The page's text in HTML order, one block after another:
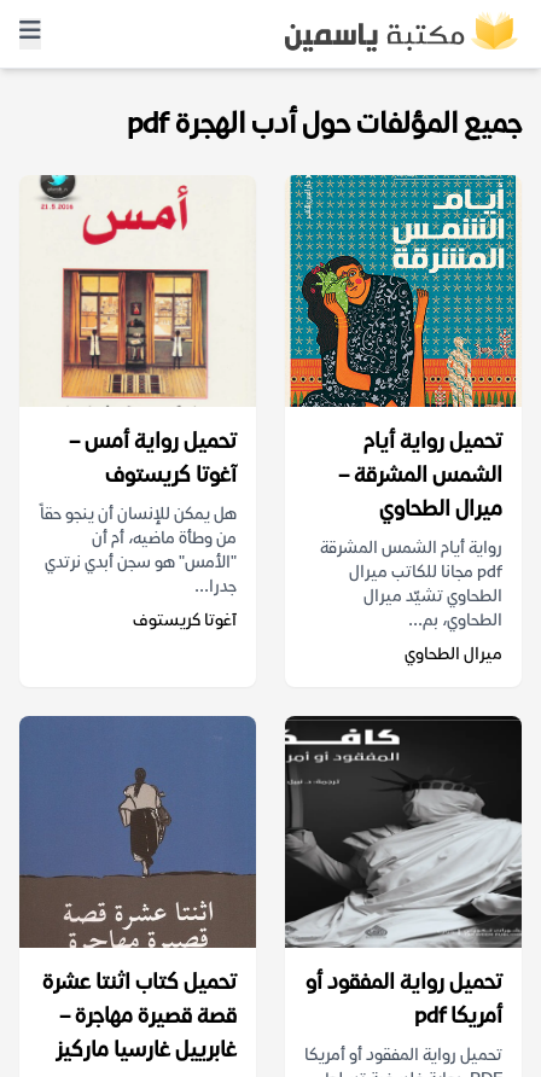
جميع المؤلفات حول أدب الهجرة pdf
تحميل رواية أيام
الشمس المشرقة –
ميرال الطحاوي
رواية أيام الشمس المشرقة
pdf مجانا للكاتب ميرال
الطحاوي تشيّد ميرال
الطحاوي، بم...
ميرال الطحاوي
تحميل رواية أمس –
آغوتا كريستوف
هل يمكن للإنسان أن ينجو حقاً
من وطأة ماضيه، أم أن
"الأمس" هو سجن أبدي نرتدي
جدرا...
آغوتا كريستوف
تحميل رواية المفقود أو
أمريكا pdf
تحميل رواية المفقود أو أمريكا
تحميل كتاب اثنتا عشرة
قصة قصيرة مهاجرة –
غابرييل غارسيا ماركيز